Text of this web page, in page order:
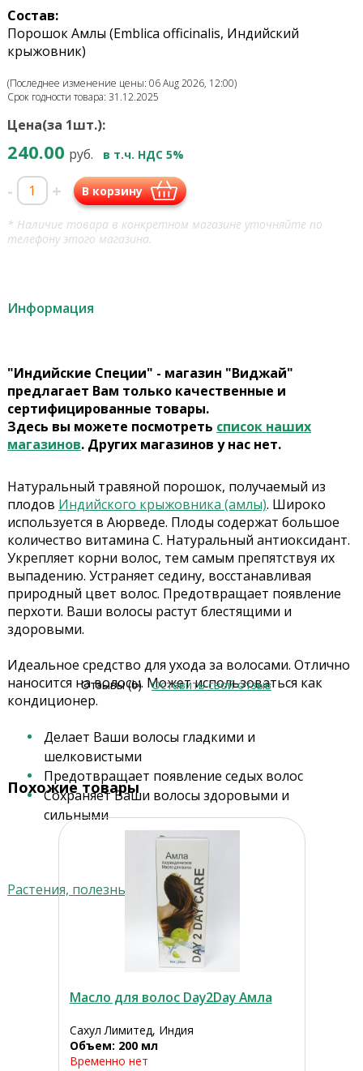
Состав:
Порошок Амлы (Emblica officinalis, Индийский
крыжовник)
(Последнее изменение цены: 06 Aug 2026, 12:00)
Срок годности товара: 31.12.2025
Цена(за 1шт.):
240.00 руб. в т.ч. НДС 5%
- + В корзину
* Наличие товара в конкретном магазине уточняйте по
телефону этого магазина.
Информация
"Индийские Специи" - магазин "Виджай"
предлагает Вам только качественные и
сертифицированные товары.
Здесь вы можете посмотреть список наших
магазинов. Других магазинов у нас нет.
Натуральный травяной порошок, получаемый из
плодов Индийского крыжовника (амлы). Широко
используется в Аюрведе. Плоды содержат большое
количество витамина С. Натуральный антиоксидант.
Укрепляет корни волос, тем самым препятствуя их
выпадению. Устраняет седину, восстанавливая
природный цвет волос. Предотвращает появление
перхоти. Ваши волосы растут блестящими и
здоровыми.
Идеальное средство для ухода за волосами. Отлично
наносится на волосы. Может использоваться как
кондиционер.
Делает Ваши волосы гладкими и
шелковистыми
Предотвращает появление седых волос
Сохраняет Ваши волосы здоровыми и
сильными
Растения, полезные для волос
Отзывы (0) Оставить свой отзыв
Похожие товары
Масло для волос Day2Day Амла
Сахул Лимитед, Индия
Объем: 200 мл
Временно нет